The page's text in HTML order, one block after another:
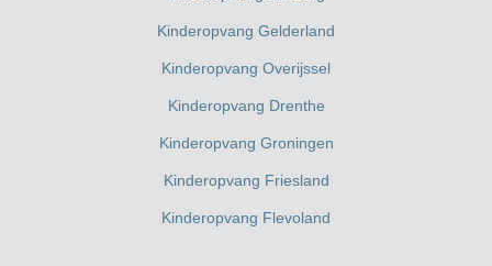
Kinderopvang Gelderland
Kinderopvang Overijssel
Kinderopvang Drenthe
Kinderopvang Groningen
Kinderopvang Friesland
Kinderopvang Flevoland